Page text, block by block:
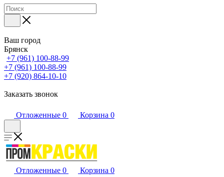
Ваш город
Брянск
+7 (961) 100-88-99
+7 (961) 100-88-99
+7 (920) 864-10-10
Заказать звонок
Отложенные 0 Корзина 0
Отложенные 0 Корзина 0